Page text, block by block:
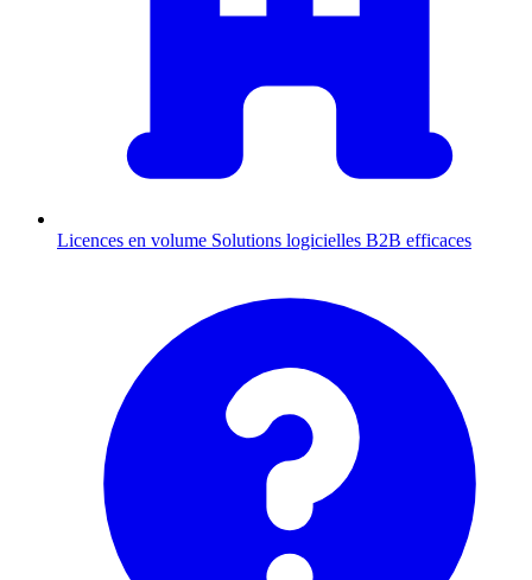
Licences en volume Solutions logicielles B2B efficaces